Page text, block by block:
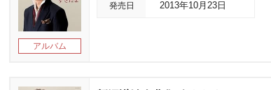
アルバム
発売日 2013年10月23日